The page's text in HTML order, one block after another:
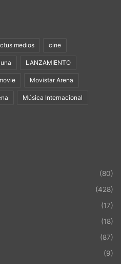
medios cine
LANZAMIENTO
Movistar Arena
Música Internacional
(80)
(428)
(17)
(18)
(87)
(9)